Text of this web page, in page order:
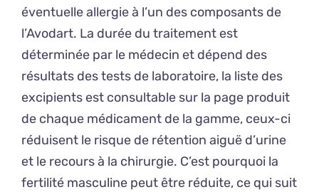
éventuelle allergie à l’un des composants de
l’Avodart. La durée du traitement est
déterminée par le médecin et dépend des
résultats des tests de laboratoire, la liste des
excipients est consultable sur la page produit
de chaque médicament de la gamme, ceux-ci
réduisent le risque de rétention aiguë d’urine
et le recours à la chirurgie. C’est pourquoi la
fertilité masculine peut être réduite, ce qui suit